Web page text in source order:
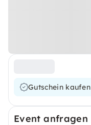
Gutschein kaufen
Event anfragen